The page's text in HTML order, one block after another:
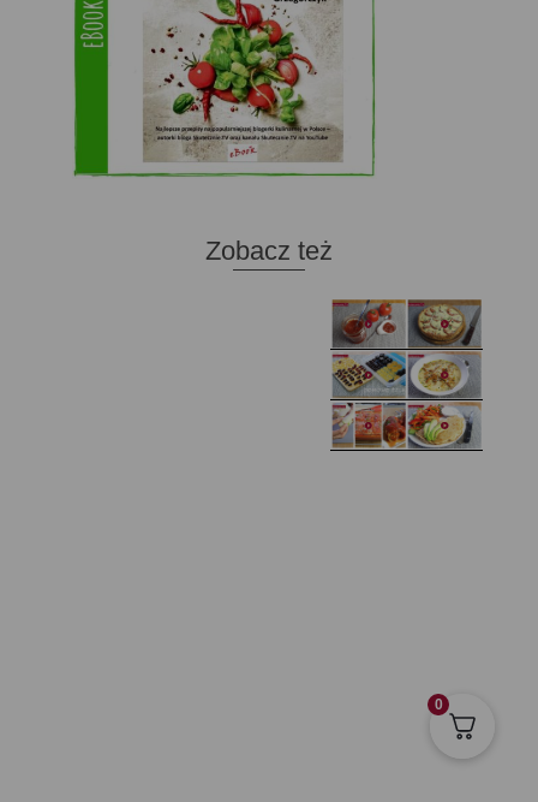
Zobacz też
Domowy ketchup (bez
cukru)
Tarta francuska z
cebulą i pomidorem
Domowe żelki
Zupa kurkowa z
selerem i pietruszką
0